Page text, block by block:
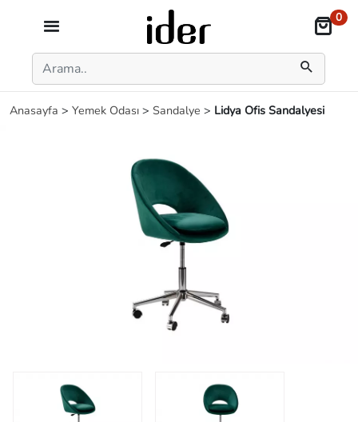
0
Anasayfa > Yemek Odası > Sandalye > Lidya Ofis Sandalyesi